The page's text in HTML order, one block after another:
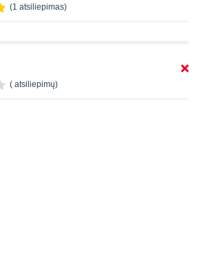
(1 atsiliepimas)
( atsiliepimų)